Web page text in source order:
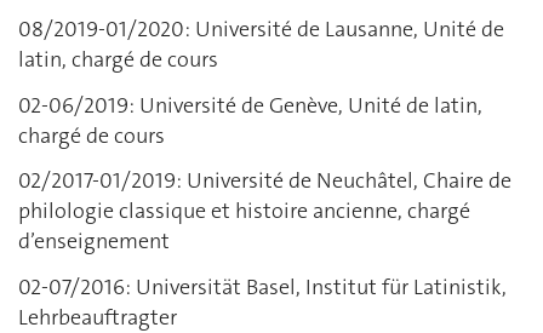
08/2019-01/2020: Université de Lausanne, Unité de
latin, chargé de cours
02-06/2019: Université de Genève, Unité de latin,
chargé de cours
02/2017-01/2019: Université de Neuchâtel, Chaire de
philologie classique et histoire ancienne, chargé
d’enseignement
02-07/2016: Universität Basel, Institut für Latinistik,
Lehrbeauftragter